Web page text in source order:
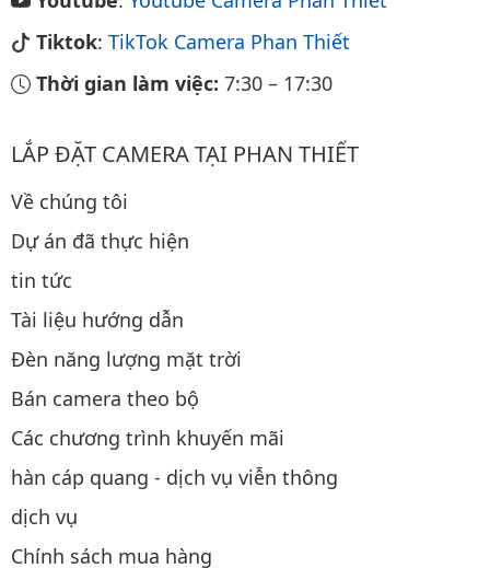
Tiktok: TikTok Camera Phan Thiết
Thời gian làm việc: 7:30 – 17:30
LẮP ĐẶT CAMERA TẠI PHAN THIẾT
Về chúng tôi
Dự án đã thực hiện
tin tức
Tài liệu hướng dẫn
Đèn năng lượng mặt trời
Bán camera theo bộ
Các chương trình khuyến mãi
hàn cáp quang - dịch vụ viễn thông
dịch vụ
Chính sách mua hàng